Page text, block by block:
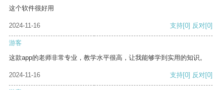
这个软件很好用
2024-11-16 支持[0] 反对[0]
游客
这款app的老师非常专业，教学水平很高，让我能够学到实用的知识。
2024-11-16 支持[0] 反对[0]